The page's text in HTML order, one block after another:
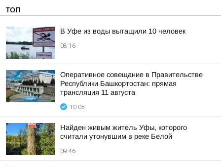
ТОП
В Уфе из воды вытащили 10 человек
08:16
Оперативное совещание в Правительстве
Республики Башкортостан: прямая
трансляция 11 августа
10:05
Найден живым житель Уфы, которого
считали утонувшим в реке Белой
09:46